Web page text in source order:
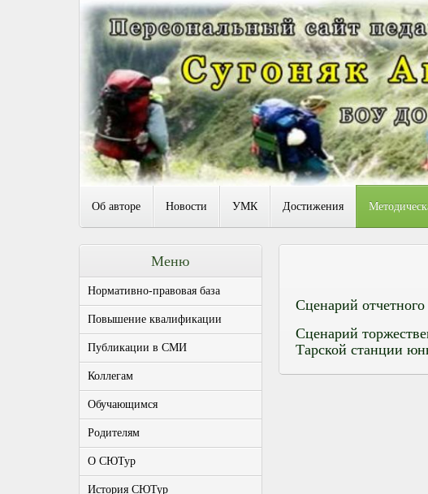
Об авторе Новости УМК Достижения
Сценарий
Сценарий
Тарской станции
Меню
Нормативно-правовая база
Повышение квалификации
Публикации в СМИ
Коллегам
Обучающимся
Родителям
О СЮТур
История СЮТур